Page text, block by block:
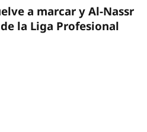
a marcar y Al-Nassr
la Liga Profesional